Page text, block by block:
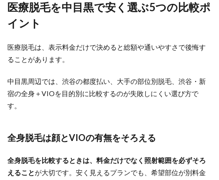
医療脱毛を中目黒で安く選ぶ5つの比較ポ
イント
医療脱毛は、表示料金だけで決めると総額や通いやすさで後悔す
ることがあります。
中目黒周辺では、渋谷の都度払い、大手の部位別脱毛、渋谷・新
宿の全身＋VIOを目的別に比較するのが失敗しにくい選び方で
す。
全身脱毛は顔とVIOの有無をそろえる
全身脱毛を比較するときは、料金だけでなく照射範囲を必ずそろ
えることが大切です。安く見えるプランでも、希望部位が別料金